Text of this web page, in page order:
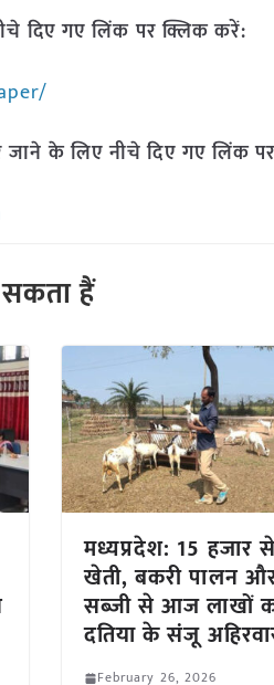
दिए गए लिंक पर क्लिक करें:
के लिए नीचे दिए गए लिंक
हैं
मध्यप्रदेश: 15
खेती, बकरी पालन
सब्जी से आज लाखों
दतिया के संजू
February 26, 2026